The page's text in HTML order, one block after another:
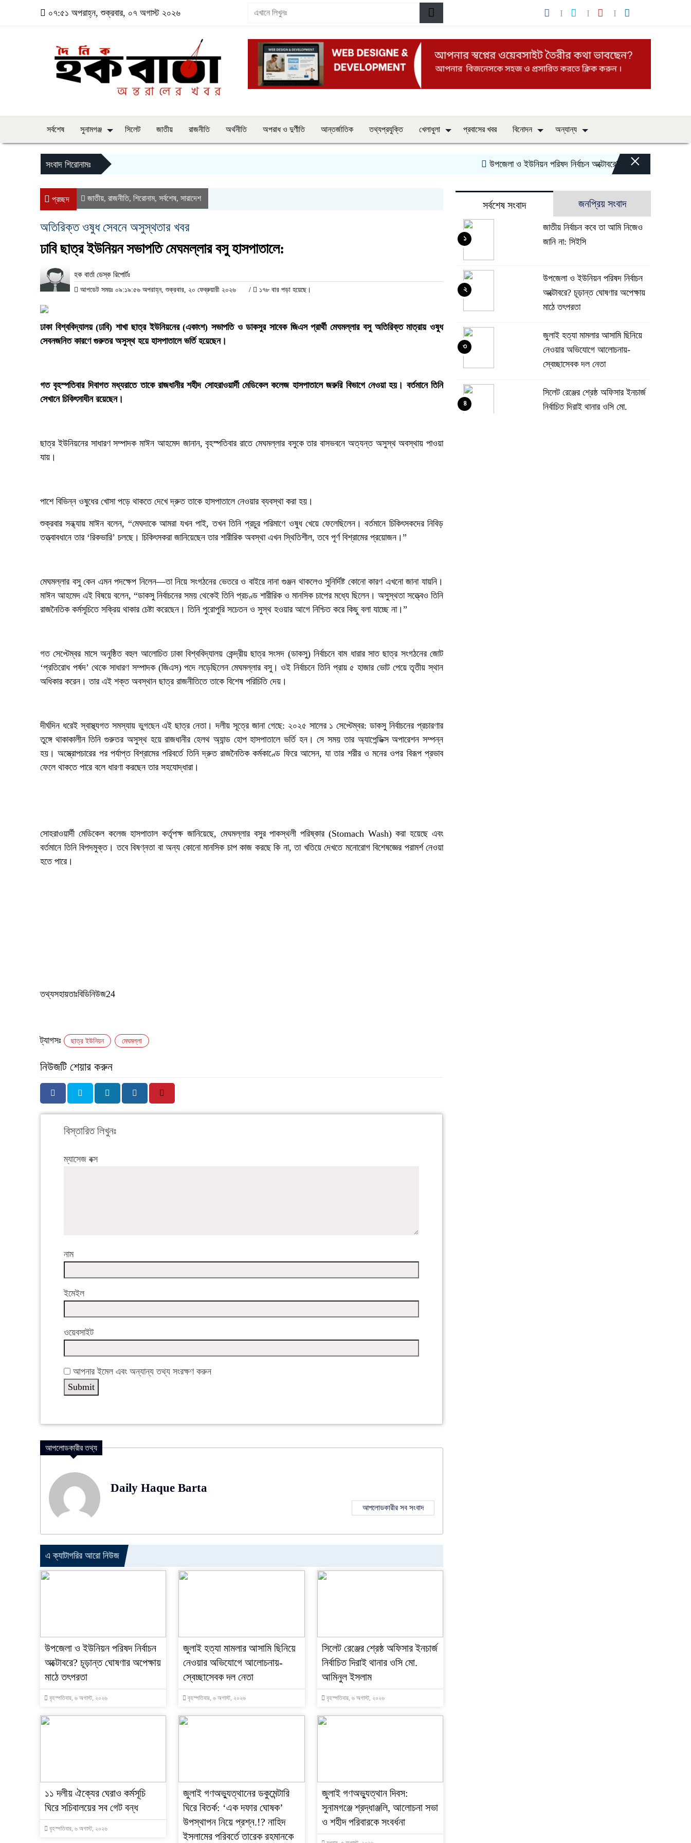
০৭:৫১ অপরাহ্ন, শুক্রবার, ০৭ অগাস্ট ২০২৬
সর্বশেষ সুনামগঞ্জ সিলেট জাতীয় রাজনীতি অর্থনীতি অপরাধ ও দুর্ণীতি আন্তর্জাতিক তথ্যপ্রযুক্তি খেলাধুলা প্রবাসের খবর বিনোদন অন্যান্য
সংবাদ শিরোনামঃ উপজেলা ও ইউনিয়ন পরিষদ নির্বাচন অক্টোবরে? চূড়ান্ত ঘোষণার অপেক্ষায় মাঠে
×
প্রচ্ছদ জাতীয়, রাজনীতি, শিরোনাম, সর্বশেষ, সারাদেশ
অতিরিক্ত ওষুধ সেবনে অসুস্থতার খবর
‎ঢাবি ছাত্র ইউনিয়ন সভাপতি মেঘমল্লার বসু হাসপাতালে:
হক বার্তা ডেস্ক রিপোর্টঃ
আপডেট সময়ঃ ০৯:১৯:৫৬ অপরাহ্ন, শুক্রবার, ২০ ফেব্রুয়ারী ২০২৬ / ১৭৮ বার পড়া হয়েছে।
ঢাকা বিশ্ববিদ্যালয় (ঢাবি) শাখা ছাত্র ইউনিয়নের (একাংশ) সভাপতি ও ডাকসুর সাবেক জিএস প্রার্থী মেঘমল্লার বসু অতিরিক্ত মাত্রায় ওষুধ
সেবনজনিত কারণে গুরুতর অসুস্থ হয়ে হাসপাতালে ভর্তি হয়েছেন।
গত বৃহস্পতিবার দিবাগত মধ্যরাতে তাকে রাজধানীর শহীদ সোহরাওয়ার্দী মেডিকেল কলেজ হাসপাতালে জরুরি বিভাগে নেওয়া হয়। বর্তমানে তিনি
সেখানে চিকিৎসাধীন রয়েছেন।
‎ছাত্র ইউনিয়নের সাধারণ সম্পাদক মাঈন আহমেদ জানান, বৃহস্পতিবার রাতে মেঘমল্লার বসুকে তার বাসভবনে অত্যন্ত অসুস্থ অবস্থায় পাওয়া
যায়।
পাশে বিভিন্ন ওষুধের খোসা পড়ে থাকতে দেখে দ্রুত তাকে হাসপাতালে নেওয়ার ব্যবস্থা করা হয়।
‎শুক্রবার সন্ধ্যায় মাঈন বলেন, “মেঘদাকে আমরা যখন পাই, তখন তিনি প্রচুর পরিমাণে ওষুধ খেয়ে ফেলেছিলেন। বর্তমানে চিকিৎসকদের নিবিড়
তত্ত্বাবধানে তার ‘রিকভারি’ চলছে। চিকিৎসকরা জানিয়েছেন তার শারীরিক অবস্থা এখন স্থিতিশীল, তবে পূর্ণ বিশ্রামের প্রয়োজন।”
‎মেঘমল্লার বসু কেন এমন পদক্ষেপ নিলেন—তা নিয়ে সংগঠনের ভেতরে ও বাইরে নানা গুঞ্জন থাকলেও সুনির্দিষ্ট কোনো কারণ এখনো জানা যায়নি।
মাঈন আহমেদ এই বিষয়ে বলেন, “ডাকসু নির্বাচনের সময় থেকেই তিনি প্রচণ্ড শারীরিক ও মানসিক চাপের মধ্যে ছিলেন। অসুস্থতা সত্ত্বেও তিনি
রাজনৈতিক কর্মসূচিতে সক্রিয় থাকার চেষ্টা করেছেন। তিনি পুরোপুরি সচেতন ও সুস্থ হওয়ার আগে নিশ্চিত করে কিছু বলা যাচ্ছে না।”
‎গত সেপ্টেম্বর মাসে অনুষ্ঠিত বহুল আলোচিত ঢাকা বিশ্ববিদ্যালয় কেন্দ্রীয় ছাত্র সংসদ (ডাকসু) নির্বাচনে বাম ধারার সাত ছাত্র সংগঠনের জোট
‘প্রতিরোধ পর্ষদ’ থেকে সাধারণ সম্পাদক (জিএস) পদে লড়েছিলেন মেঘমল্লার বসু। ওই নির্বাচনে তিনি প্রায় ৫ হাজার ভোট পেয়ে তৃতীয় স্থান
অধিকার করেন। তার এই শক্ত অবস্থান ছাত্র রাজনীতিতে তাকে বিশেষ পরিচিতি দেয়।
‎দীর্ঘদিন ধরেই স্বাস্থ্যগত সমস্যায় ভুগছেন এই ছাত্র নেতা। দলীয় সূত্রে জানা গেছে: ২০২৫ সালের ১ সেপ্টেম্বর: ডাকসু নির্বাচনের প্রচারণার
তুঙ্গে থাকাকালীন তিনি গুরুতর অসুস্থ হয়ে রাজধানীর হেলথ অ্যান্ড হোপ হাসপাতালে ভর্তি হন। সে সময় তার অ্যাপেন্ডিক্স অপারেশন সম্পন্ন
হয়। অস্ত্রোপচারের পর পর্যাপ্ত বিশ্রামের পরিবর্তে তিনি দ্রুত রাজনৈতিক কর্মকাণ্ডে ফিরে আসেন, যা তার শরীর ও মনের ওপর বিরূপ প্রভাব
ফেলে থাকতে পারে বলে ধারণা করছেন তার সহযোদ্ধারা।
সোহরাওয়ার্দী মেডিকেল কলেজ হাসপাতাল কর্তৃপক্ষ জানিয়েছে, মেঘমল্লার বসুর পাকস্থলী পরিষ্কার (Stomach Wash) করা হয়েছে এবং
বর্তমানে তিনি বিপদমুক্ত। তবে বিষণ্নতা বা অন্য কোনো মানসিক চাপ কাজ করছে কি না, তা খতিয়ে দেখতে মনোরোগ বিশেষজ্ঞের পরামর্শ নেওয়া
হতে পারে।
‎তথ্যসহায়তাঃবিডিনিউজ24
ট্যাগসঃ ছাত্র ইউনিয়ন মেঘমল্লা
নিউজটি শেয়ার করুন
বিস্তারিত লিখুনঃ
ম্যাসেজ বক্স
নাম
ইমেইল
ওয়েবসাইট
আপনার ইমেল এবং অন্যান্য তথ্য সংরক্ষণ করুন
আপলোডকারীর তথ্য
Daily Haque Barta
আপলোডকারীর সব সংবাদ
এ ক্যাটাগরির আরো নিউজ
উপজেলা ও ইউনিয়ন পরিষদ নির্বাচন
অক্টোবরে? চূড়ান্ত ঘোষণার অপেক্ষায়
মাঠে তৎপরতা
বৃহস্পতিবার, ৬ অগাস্ট, ২০২৬
জুলাই হত্যা মামলার আসামি ছিনিয়ে
নেওয়ার অভিযোগে আলোচনায়-
স্বেচ্ছাসেবক দল নেতা
বৃহস্পতিবার, ৬ অগাস্ট, ২০২৬
‎সিলেট রেঞ্জের শ্রেষ্ঠ অফিসার ইনচার্জ
নির্বাচিত দিরাই থানার ওসি মো.
আমিনুল ইসলাম
বৃহস্পতিবার, ৬ অগাস্ট, ২০২৬
‎১১ দলীয় ঐক্যের ঘেরাও কর্মসূচি
ঘিরে সচিবালয়ের সব গেট বন্ধ
বৃহস্পতিবার, ৬ অগাস্ট, ২০২৬
‎জুলাই গণঅভ্যুত্থানের ডকুমেন্টারি
ঘিরে বিতর্ক: ‘এক দফার ঘোষক’
উপস্থাপন নিয়ে প্রশ্ন.!? নাহিদ
ইসলামের পরিবর্তে তারেক রহমানকে
জুলাই গণঅভ্যুত্থান দিবস:
সুনামগঞ্জে শ্রদ্ধাঞ্জলি, আলোচনা সভা
ও শহীদ পরিবারকে সংবর্ধনা
সর্বশেষ সংবাদ জনপ্রিয় সংবাদ
জাতীয় নির্বাচন কবে তা আমি নিজেও
জানি না: সিইসি
১
উপজেলা ও ইউনিয়ন পরিষদ নির্বাচন
অক্টোবরে? চূড়ান্ত ঘোষণার অপেক্ষায়
মাঠে তৎপরতা
২
জুলাই হত্যা মামলার আসামি ছিনিয়ে
নেওয়ার অভিযোগে আলোচনায়-
স্বেচ্ছাসেবক দল নেতা
৩
‎সিলেট রেঞ্জের শ্রেষ্ঠ অফিসার ইনচার্জ
নির্বাচিত দিরাই থানার ওসি মো.
৪